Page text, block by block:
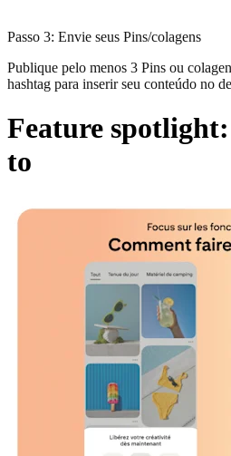
Passo 3: Envie seus Pins/colagens
Publique pelo menos 3 Pins ou
hashtag para inserir seu conteúdo no
Feature
to